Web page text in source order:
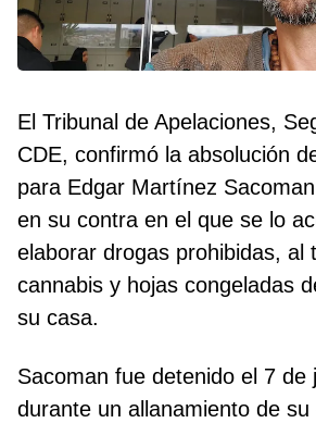
El Tribunal de Apelaciones,
CDE, confirmó la absolución
para Edgar Martínez
en su contra en el que se lo
elaborar drogas prohibidas, al
cannabis y hojas congeladas
su casa.
Sacoman fue detenido el 7 de
durante un allanamiento de